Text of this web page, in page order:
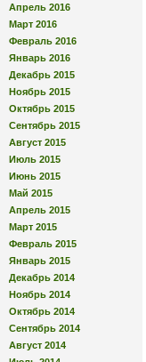
Апрель 2016
Март 2016
Февраль 2016
Январь 2016
Декабрь 2015
Ноябрь 2015
Октябрь 2015
Сентябрь 2015
Август 2015
Июль 2015
Июнь 2015
Май 2015
Апрель 2015
Март 2015
Февраль 2015
Январь 2015
Декабрь 2014
Ноябрь 2014
Октябрь 2014
Сентябрь 2014
Август 2014